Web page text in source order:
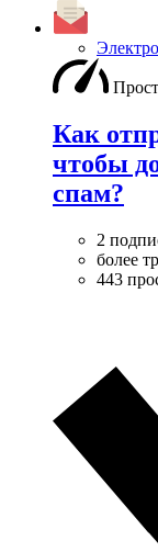
Как
чтобы
спам?
2
более
443